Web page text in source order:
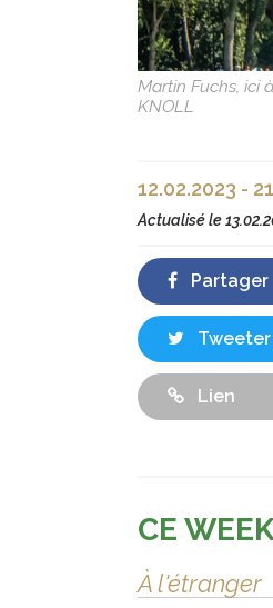
Martin Fuchs, ici
KNOLL
12.02.2023 -
Actualisé le
Partager
Tweeter
Lien
CE
À l'étranger